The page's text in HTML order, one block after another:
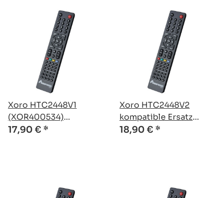
Xoro HTC2448V1
(XOR400534)
kompatible Ersatz
17,90 € *
Xoro HTC2448V2
kompatible Ersatz
Fernbedienung
18,90 € *